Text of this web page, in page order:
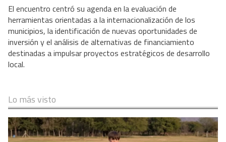
El encuentro centró su agenda en la evaluación de
herramientas orientadas a la internacionalización de los
municipios, la identificación de nuevas oportunidades de
inversión y el análisis de alternativas de financiamiento
destinadas a impulsar proyectos estratégicos de desarrollo
local.
Lo más visto